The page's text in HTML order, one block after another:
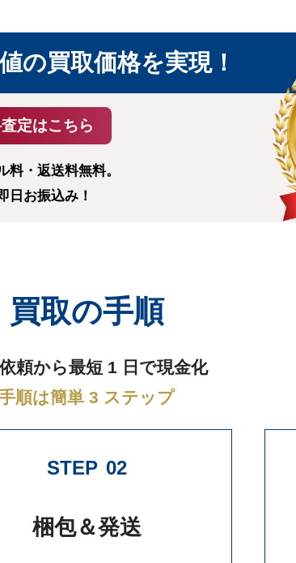
の買取価格を実現！
料・返送料無料。
日お振込み！
買取の手順
頼から最短 1 日で現金化
順は簡単 3 ステップ
STEP 02
梱包＆発送